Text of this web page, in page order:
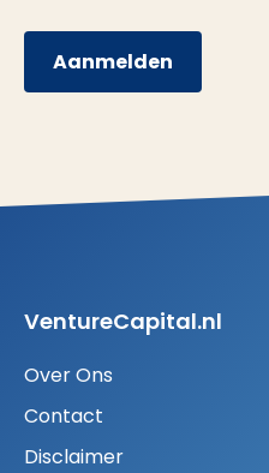
Aanmelden
VentureCapital.nl
Over Ons
Contact
Disclaimer